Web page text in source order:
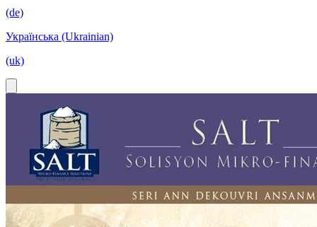
(de)
Українська (Ukrainian)
(uk)